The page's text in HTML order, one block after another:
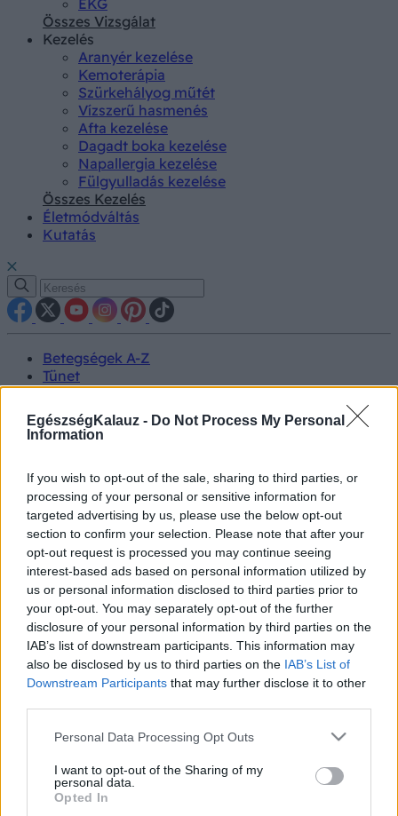
EgészségKalauz - Do Not Process My Personal
Information
If you wish to opt-out of the sale, sharing to third parties, or
processing of your personal or sensitive information for
targeted advertising by us, please use the below opt-out
section to confirm your selection. Please note that after your
opt-out request is processed you may continue seeing
interest-based ads based on personal information utilized by
us or personal information disclosed to third parties prior to
your opt-out. You may separately opt-out of the further
disclosure of your personal information by third parties on the
IAB’s list of downstream participants. This information may
also be disclosed by us to third parties on the IAB’s List of
Downstream Participants that may further disclose it to other
Please note that this website/app uses one or more Google
not limited to your visit or usage behaviour. You may click to
grant or deny consent to Google and its third-party tags to
use your data for below specified purposes in below Google
Personal Data Processing Opt Outs
I want to opt-out of the Sharing of my
personal data.
Opted In
Összes Vizsgálat
Kezelés
Aranyér kezelése
Kemoterápia
Szürkehályog műtét
Vízszerű hasmenés
Afta kezelése
Dagadt boka kezelése
Napallergia kezelése
Fülgyulladás kezelése
Összes Kezelés
Életmódváltás
Kutatás
Betegségek A-Z
Tünet
Vizsgálat
Kezelés
Életmódváltás
Hírek
Videók
Kisállatok egészsége
#allergia #influenza#cukorbetegség
#orvosmeteorológia#vérnyomás#stroke#rákbetegség
#pajzsmirigy#reflux#ekcéma#herpesz
Regisztráció
Stressz-ellen